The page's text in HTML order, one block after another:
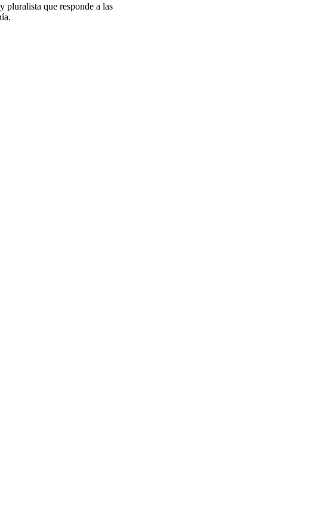
pluralista que responde a las